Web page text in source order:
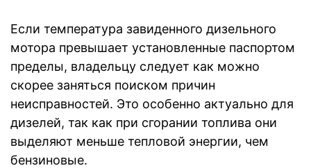
Если температура завиденного дизельного
мотора превышает установленные паспортом
пределы, владельцу следует как можно
скорее заняться поиском причин
неисправностей. Это особенно актуально для
дизелей, так как при сгорании топлива они
выделяют меньше тепловой энергии, чем
бензиновые.